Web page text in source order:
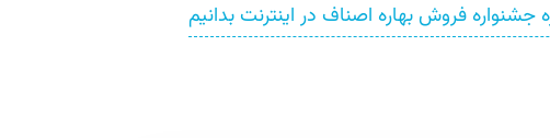
جشنواره فروش بهاره اصناف در اینترنت بدانیم